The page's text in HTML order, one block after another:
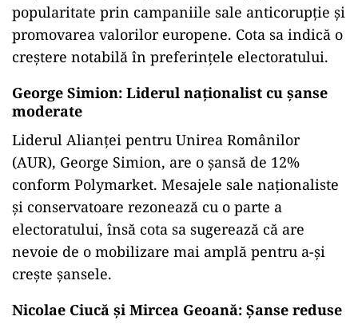
popularitate prin campaniile sale anticorupție și
promovarea valorilor europene. Cota sa indică o
creștere notabilă în preferințele electoratului.
George Simion: Liderul naționalist cu șanse
moderate
Liderul Alianței pentru Unirea Românilor
(AUR), George Simion, are o șansă de 12%
conform Polymarket. Mesajele sale naționaliste
și conservatoare rezonează cu o parte a
electoratului, însă cota sa sugerează că are
nevoie de o mobilizare mai amplă pentru a-și
crește șansele.
Nicolae Ciucă și Mircea Geoană: Șanse reduse